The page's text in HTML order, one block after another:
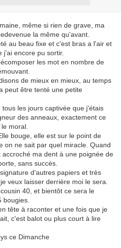
même si rien de grave, ma
la même qu'avant.
au beau fixe et c'est bras a l'air et
j'ai encore pu sortir.
les mot en nombre de
de mieux en mieux, au temps
peut être tenté une petite
les jours captivée que j'étais
des anneaux, exactement ce
moral.
bouge, elle est sur le point de
on ne sait par quel miracle. Quand
ma dent à une poignée de
sans succès.
d'autres papiers et très
veux laisser derrière moi le sera.
40, et bientôt ce sera le
bougies.
tête à raconter et une fois que je
c'est balot ou plus court à lire
ce Dimanche